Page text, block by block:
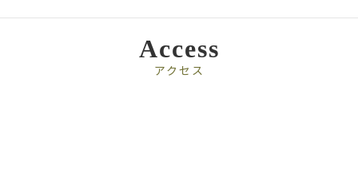
Access
アクセス